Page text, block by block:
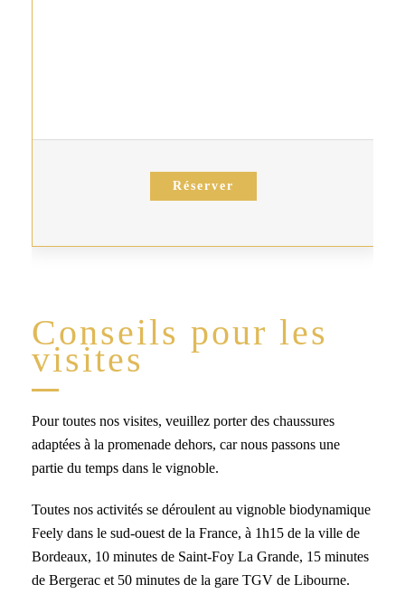
Réserver
Conseils pour les
visites
Pour toutes nos visites, veuillez porter des chaussures
adaptées à la promenade dehors, car nous passons une
partie du temps dans le vignoble.
Toutes nos activités se déroulent au vignoble biodynamique
Feely dans le sud-ouest de la France, à 1h15 de la ville de
Bordeaux, 10 minutes de Saint-Foy La Grande, 15 minutes
de Bergerac et 50 minutes de la gare TGV de Libourne.